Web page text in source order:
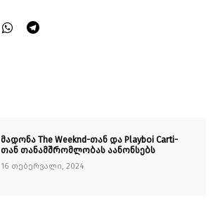
მადონა The Weeknd-თან და Playboi Carti-
თან თანამშრომლობას აანონსებს
16 თებერვალი, 2024